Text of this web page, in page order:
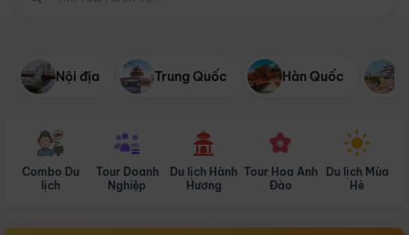
Nội địa Trung Quốc Hàn Quốc
Combo Du
lịch
Tour Doanh
Nghiệp
Du lịch Hành
Hương
Tour Hoa Anh
Đào
Du lịch Mùa
Hè